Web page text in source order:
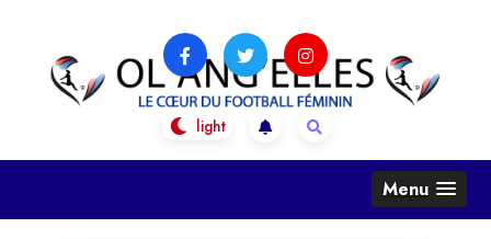
content
OL Ang'Elles
Le coeur du football féminin
Menu